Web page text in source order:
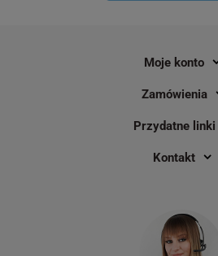
DO KOSZYKA
Moje konto
Zamówienia
Przydatne linki
Kontakt